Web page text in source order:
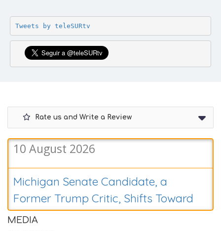
Tweets by teleSURtv
Rate us and Write a Review
Michigan Senate Candidate, a
Former Trump Critic, Shifts Toward
Election Skepticism
10 August 2026
MEDIA